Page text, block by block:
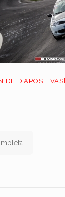
DE DIAPOSITIVAS]